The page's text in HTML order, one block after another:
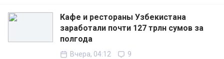
Кафе и рестораны Узбекистана
заработали почти 127 трлн сумов за
полгода
Вчера, 04:12 9